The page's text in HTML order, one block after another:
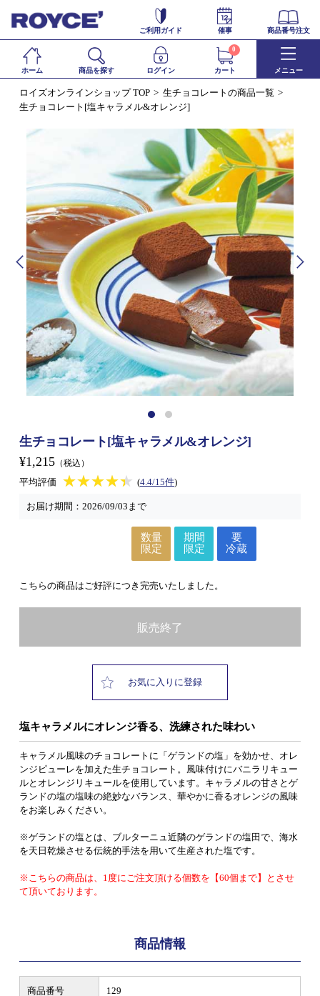
ご利用ガイド 催事 商品番号注文
ホーム 商品を探す ログイン カート
0
メニュー
ロイズオンラインショップ TOP
生チョコレートの商品一覧
生チョコレート[塩キャラメル&オレンジ]
生チョコレート[塩キャラメル&オレンジ]
¥1,215 （税込）
平均評価 ★★★★★
★★★★★ (4.4/15件)
お届け期間： 2026/09/03まで
数量
限定
期間
限定
要
冷蔵
こちらの商品はご好評につき完売いたしました。
販売終了
お気に入りに登録
塩キャラメルにオレンジ香る、洗練された味わい
キャラメル風味のチョコレートに「ゲランドの塩」を効かせ、オレ
ンジピューレを加えた生チョコレート。風味付けにバニラリキュー
ルとオレンジリキュールを使用しています。キャラメルの甘さとゲ
ランドの塩の塩味の絶妙なバランス、華やかに香るオレンジの風味
をお楽しみください。
※ゲランドの塩とは、ブルターニュ近隣のゲランドの塩田で、海水
を天日乾燥させる伝統的手法を用いて生産された塩です。
※こちらの商品は、1度にご注文頂ける個数を【60個まで】とさせ
て頂いております。
商品情報
商品番号 129